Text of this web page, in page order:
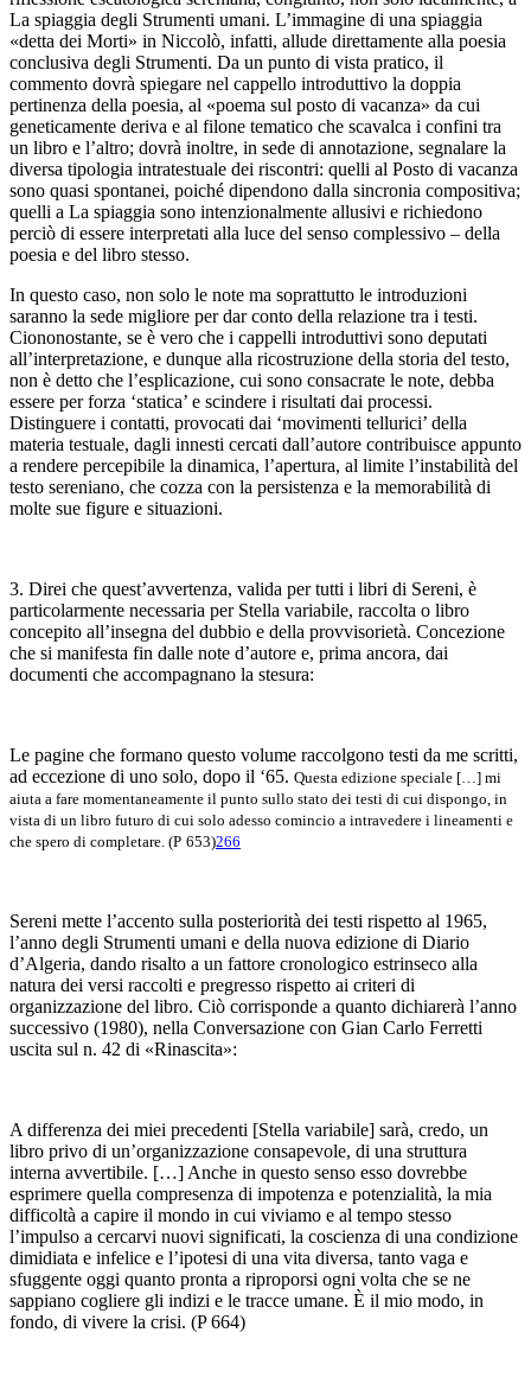
La spiaggia degli Strumenti umani. L’immagine di una spiaggia
«detta dei Morti» in Niccolò, infatti, allude direttamente alla poesia
conclusiva degli Strumenti. Da un punto di vista pratico, il
commento dovrà spiegare nel cappello introduttivo la doppia
pertinenza della poesia, al «poema sul posto di vacanza» da cui
geneticamente deriva e al filone tematico che scavalca i confini tra
un libro e l’altro; dovrà inoltre, in sede di annotazione, segnalare la
diversa tipologia intratestuale dei riscontri: quelli al Posto di vacanza
sono quasi spontanei, poiché dipendono dalla sincronia compositiva;
quelli a La spiaggia sono intenzionalmente allusivi e richiedono
perciò di essere interpretati alla luce del senso complessivo – della
poesia e del libro stesso.
In questo caso, non solo le note ma soprattutto le introduzioni
saranno la sede migliore per dar conto della relazione tra i testi.
Ciononostante, se è vero che i cappelli introduttivi sono deputati
all’interpretazione, e dunque alla ricostruzione della storia del testo,
non è detto che l’esplicazione, cui sono consacrate le note, debba
essere per forza ‘statica’ e scindere i risultati dai processi.
Distinguere i contatti, provocati dai ‘movimenti tellurici’ della
materia testuale, dagli innesti cercati dall’autore contribuisce appunto
a rendere percepibile la dinamica, l’apertura, al limite l’instabilità del
testo sereniano, che cozza con la persistenza e la memorabilità di
molte sue figure e situazioni.
3. Direi che quest’avvertenza, valida per tutti i libri di Sereni, è
particolarmente necessaria per Stella variabile, raccolta o libro
concepito all’insegna del dubbio e della provvisorietà. Concezione
che si manifesta fin dalle note d’autore e, prima ancora, dai
documenti che accompagnano la stesura:
Le pagine che formano questo volume raccolgono testi da me scritti,
ad eccezione di uno solo, dopo il ‘65. Questa edizione speciale […] mi
aiuta a fare momentaneamente il punto sullo stato dei testi di cui dispongo, in
vista di un libro futuro di cui solo adesso comincio a intravedere i lineamenti e
che spero di completare. (P 653)266
Sereni mette l’accento sulla posteriorità dei testi rispetto al 1965,
l’anno degli Strumenti umani e della nuova edizione di Diario
d’Algeria, dando risalto a un fattore cronologico estrinseco alla
natura dei versi raccolti e pregresso rispetto ai criteri di
organizzazione del libro. Ciò corrisponde a quanto dichiarerà l’anno
successivo (1980), nella Conversazione con Gian Carlo Ferretti
uscita sul n. 42 di «Rinascita»:
A differenza dei miei precedenti [Stella variabile] sarà, credo, un
libro privo di un’organizzazione consapevole, di una struttura
interna avvertibile. […] Anche in questo senso esso dovrebbe
esprimere quella compresenza di impotenza e potenzialità, la mia
difficoltà a capire il mondo in cui viviamo e al tempo stesso
l’impulso a cercarvi nuovi significati, la coscienza di una condizione
dimidiata e infelice e l’ipotesi di una vita diversa, tanto vaga e
sfuggente oggi quanto pronta a riproporsi ogni volta che se ne
sappiano cogliere gli indizi e le tracce umane. È il mio modo, in
fondo, di vivere la crisi. (P664)